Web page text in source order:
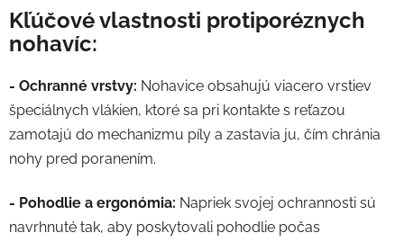
Kľúčové vlastnosti protiporéznych
nohavíc:
- Ochranné vrstvy: Nohavice obsahujú viacero vrstiev
špeciálnych vlákien, ktoré sa pri kontakte s reťazou
zamotajú do mechanizmu píly a zastavia ju, čím chránia
nohy pred poranením.
- Pohodlie a ergonómia: Napriek svojej ochrannosti sú
navrhnuté tak, aby poskytovali pohodlie počas